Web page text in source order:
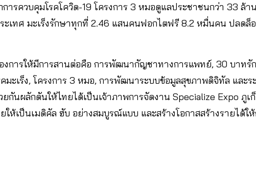
การควบคุมโรคโควิด-19 โครงการ 3 หมอดูแลประชาชนกว่า 33 ล้
เทศ มะเร็งรักษาทุกที่ 2.46 แสนคนฟอกไตฟรี 8.2 หมื่นคน ปลดล็
การให้มีการสานต่อคือ การพัฒนากัญชาทางการแพทย์, 30 บาทรั
มะเร็ง, โครงการ 3 หมอ, การพัฒนาระบบข้อมูลสุขภาพดิจิทัล และร
กันผลักดันให้ไทยได้เป็นเจ้าภาพการจัดงาน Specialize Expo ภูเ
ให้เป็นเมดิคัล ฮับ อย่างสมบูรณ์แบบ และสร้างโอกาสสร้างรายได้ใ